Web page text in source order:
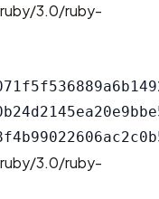
3.0/ruby-
3.0/ruby-